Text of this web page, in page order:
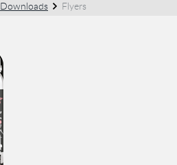
Downloads Flyers